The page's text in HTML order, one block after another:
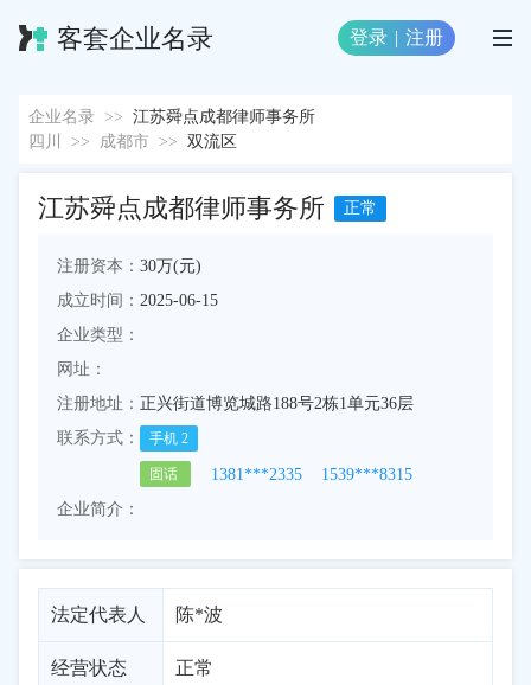
客套企业名录 登录 | 注册
企业名录 >> 江苏舜点成都律师事务所
四川
>> 成都市 >> 双流区
江苏舜点成都律师事务所 正常
注册资本： 30万(元)
成立时间： 2025-06-15
企业类型：
网址：
注册地址： 正兴街道博览城路188号2栋1单元36层
联系方式：
手机 2
固话 1381***2335
1539***8315
企业简介：
法定代表人 陈*波
经营状态 正常